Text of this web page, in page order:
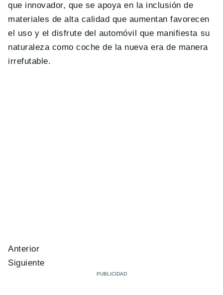
que innovador, que se apoya en la inclusión de
materiales de alta calidad que aumentan favorecen
el uso y el disfrute del automóvil que manifiesta su
naturaleza como coche de la nueva era de manera
irrefutable.
Anterior
Siguiente